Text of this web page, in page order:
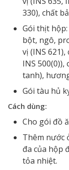
330), chất
Gói thịt
bột, ngô,
vị (INS
INS
tanh),
Gói tàu hủ
Cách dùng:
Cho gói đồ
Thêm nước
đa của hộp
tỏa nhiệt.